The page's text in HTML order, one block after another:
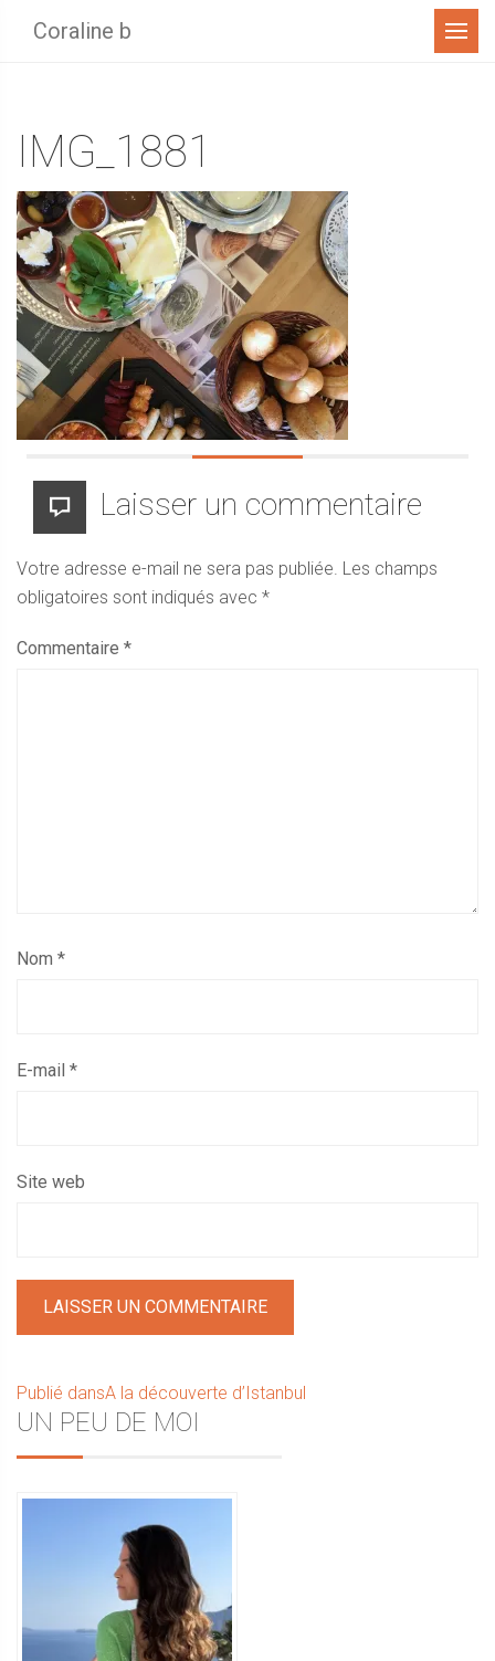
Coraline b Menu
IMG_1881
Laisser un commentaire
Votre adresse e-mail ne sera pas publiée. Les champs
obligatoires sont indiqués avec *
Commentaire *
Nom *
E-mail *
Site web
Navigation
de
Publié dansA la découverte d’Istanbul
Sidebar
UN PEU DE MOI